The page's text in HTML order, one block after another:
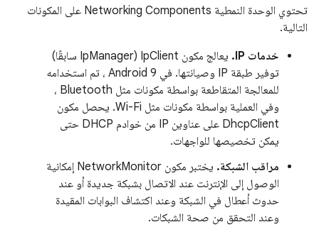
تحتوي الوحدة النمطية Networking Components على المكونات
التالية.
خدمات IP.
يعالج مكون IpClient (IpManager سابقًا)
توفير طبقة IP وصيانتها. في Android 9 ، تم استخدامه
للمعالجة المتقاطعة بواسطة مكونات مثل Bluetooth ،
وفي العملية بواسطة مكونات مثل Wi-Fi. يحصل مكون
DhcpClient على عناوين IP من خوادم DHCP حتى
يمكن تخصيصها للواجهات.
مراقب الشبكة.
يختبر مكون NetworkMonitor إمكانية
الوصول إلى الإنترنت عند الاتصال بشبكة جديدة أو عند
حدوث أعطال في الشبكة وعند اكتشاف البوابات المقيدة
وعند التحقق من صحة الشبكات.